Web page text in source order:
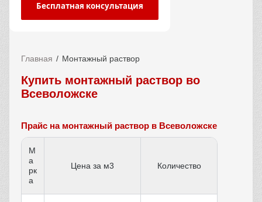
Бесплатная консультация
Главная Монтажный раствор
Купить монтажный раствор во
Всеволожске
Прайс на монтажный раствор в Всеволожске
М
а
рк
а
Цена за м3 Количество